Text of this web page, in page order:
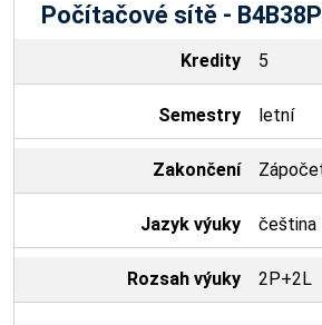
Počítačové sítě -
Kredity 5
Semestry letní
Zakončení
Jazyk výuky čeština
Rozsah výuky 2P+2L